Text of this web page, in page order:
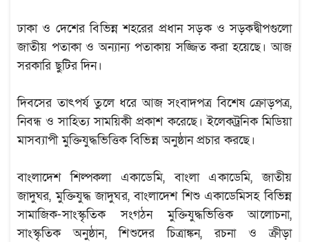
ঢাকা ও দেশের বিভিন্ন শহরের প্রধান সড়ক ও সড়কদ্বীপগুলো
জাতীয় পতাকা ও অন্যান্য পতাকায় সজ্জিত করা হয়েছে। আজ
সরকারি ছুটির দিন।
দিবসের তাৎপর্য তুলে ধরে আজ সংবাদপত্র বিশেষ ক্রোড়পত্র,
নিবন্ধ ও সাহিত্য সাময়িকী প্রকাশ করেছে। ইলেকট্রনিক মিডিয়া
মাসব্যাপী মুক্তিযুদ্ধভিত্তিক বিভিন্ন অনুষ্ঠান প্রচার করছে।
বাংলাদেশ শিল্পকলা একাডেমি, বাংলা একাডেমি, জাতীয়
জাদুঘর, মুক্তিযুদ্ধ জাদুঘর, বাংলাদেশ শিশু একাডেমিসহ বিভিন্ন
সামাজিক-সাংস্কৃতিক সংগঠন মুক্তিযুদ্ধভিত্তিক আলোচনা,
সাংস্কৃতিক অনুষ্ঠান, শিশুদের চিত্রাঙ্কন, রচনা ও ক্রীড়া